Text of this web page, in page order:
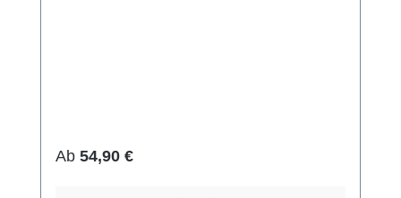
Regulärer Preis:
Ab 54,90 €